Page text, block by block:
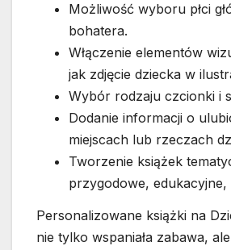
Możliwość wyboru płci
bohatera.
Włączenie elementów
jak zdjęcie dziecka w
Wybór rodzaju czcionki i
Dodanie informacji o
miejscach lub rzeczach
Tworzenie książek
przygodowe,
Personalizowane książki na
nie tylko wspaniała zabawa,